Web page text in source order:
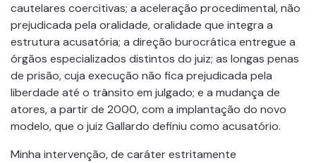
cautelares coercitivas; a aceleração procedimental, não
prejudicada pela oralidade, oralidade que integra a
estrutura acusatória; a direção burocrática entregue a
órgãos especializados distintos do juiz; as longas penas
de prisão, cuja execução não fica prejudicada pela
liberdade até o trânsito em julgado; e a mudança de
atores, a partir de 2000, com a implantação do novo
modelo, que o juiz Gallardo definiu como acusatório.
Minha intervenção, de caráter estritamente